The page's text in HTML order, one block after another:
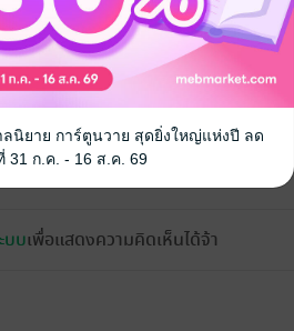
บบเพื่อแสดงความคิดเห็นได้จ้า
ลนิยาย การ์ตูนวาย สุดยิ่งใหญ่แห่งปี ลด
31 ก.ค. - 16 ส.ค. 69